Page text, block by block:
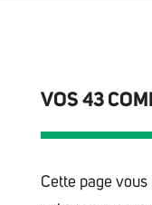
VOS 43
Cette page